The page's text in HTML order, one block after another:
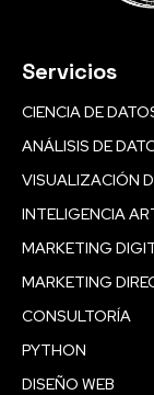
Servicios
CIENCIA DE
ANÁLISIS DE
VISUALIZACIÓN
INTELIGENCIA
MARKETING
MARKETING
CONSULTORÍA
PYTHON
DISEÑO WEB